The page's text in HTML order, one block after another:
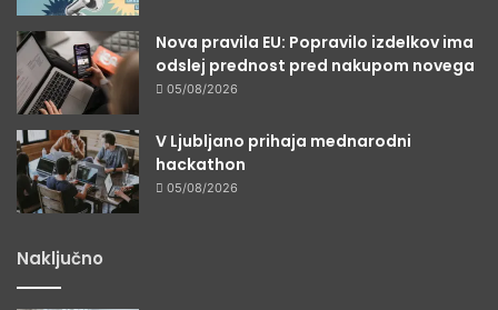
Nova pravila EU: Popravilo izdelkov ima
odslej prednost pred nakupom novega
05/08/2026
V Ljubljano prihaja mednarodni
hackathon
05/08/2026
Naključno